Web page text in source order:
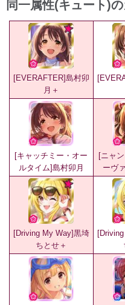
同一属性(キュート)
[EVERAFTER]島村卯
月＋
[キャッチミー・オー
ルタイム]島村卯月
[ニャ
ーヴ
[Driving My Way]黒埼
ちとせ＋